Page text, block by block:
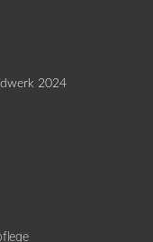
2024